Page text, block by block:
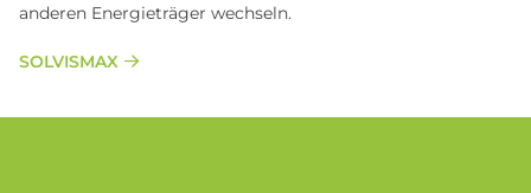
anderen Energieträger wechseln.
SOLVISMAX